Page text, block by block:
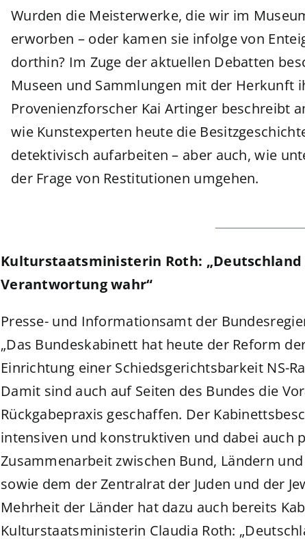
Wurden die Meisterwerke, die wir im
erworben – oder kamen sie infolge von
dorthin? Im Zuge der aktuellen Debatten
Museen und Sammlungen mit der Herkunft
Provenienzforscher Kai Artinger beschreibt
wie Kunstexperten heute die
detektivisch aufarbeiten – aber auch, wie
der Frage von Restitutionen umgehen.
Kulturstaatsministerin Roth:
Verantwortung wahr“
Presse- und Informationsamt der
„Das Bundeskabinett hat heute der Reform
Einrichtung einer Schiedsgerichtsbarkeit NS-
Damit sind auch auf Seiten des Bundes die
Rückgabepraxis geschaffen. Der
intensiven und konstruktiven und dabei auch
Zusammenarbeit zwischen Bund, Ländern
sowie dem der Zentralrat der Juden und der
Mehrheit der Länder hat dazu auch bereits
Kulturstaatsministerin Claudia Roth: